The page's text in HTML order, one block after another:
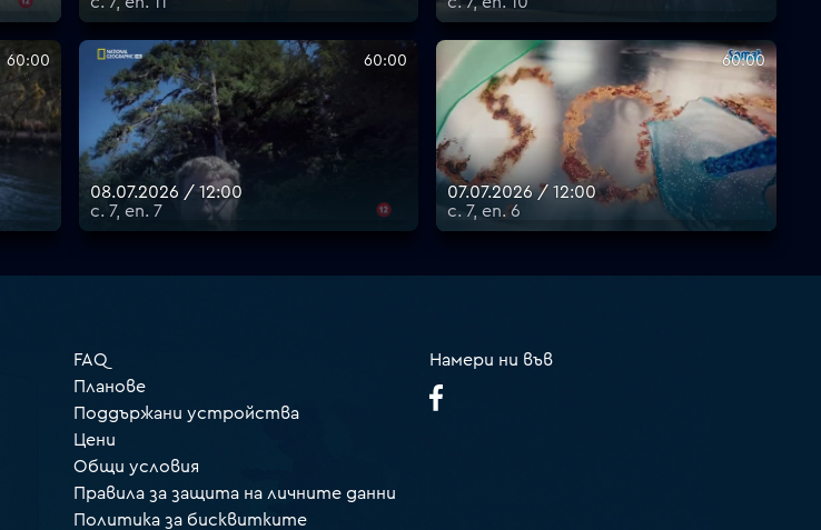
60:00 60:00
08.07.2026 / 12:00
с. 7, еп. 7
60:00
07.07.2026 / 12:00
с. 7, еп. 6
FAQ
Планове
Поддържани устройства
Цени
Общи условия
Правила за защита на личните данни
Политика за бисквитките
Намери ни във